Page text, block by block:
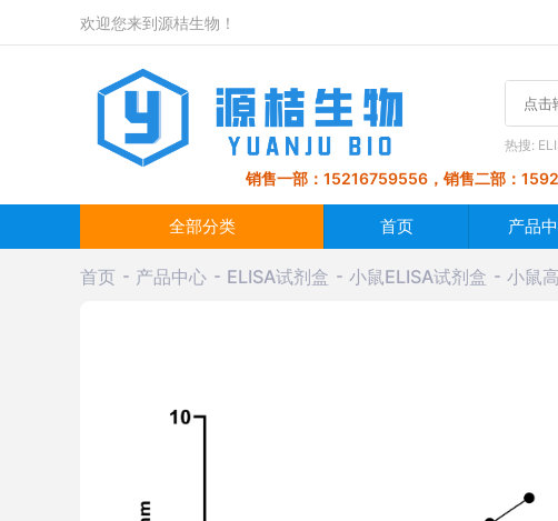
欢迎您来到源桔生物！
热搜:
销售一部：15216759556，销售二部：
全部分类 首页 产品
首页 产品中心 ELISA试剂盒 小鼠ELISA试剂盒 小鼠